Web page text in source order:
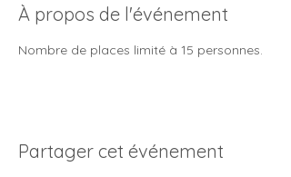
À propos de l'événement
Nombre de places limité à 15 personnes.
Partager cet événement